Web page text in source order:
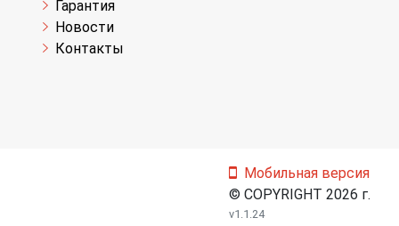
Гарантия
Новости
Контакты
Мобильная версия
© COPYRIGHT 2026 г.
v1.1.24